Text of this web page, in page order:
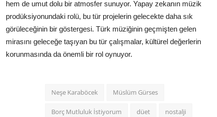
hem de umut dolu bir atmosfer sunuyor. Yapay zekanın müzik
prodüksiyonundaki rolü, bu tür projelerin gelecekte daha sık
görüleceğinin bir göstergesi. Türk müziğinin geçmişten gelen
mirasını geleceğe taşıyan bu tür çalışmalar, kültürel değerlerin
korunmasında da önemli bir rol oynuyor.
Neşe Karaböcek Müslüm Gürses
Borç Mutluluk İstiyorum düet nostalji